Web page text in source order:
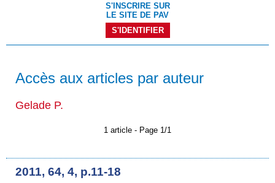
S'INSCRIRE SUR
LE SITE DE PAV
S'IDENTIFIER
Accès aux articles par auteur
Gelade P.
1 article - Page 1/1
2011, 64, 4, p.11-18